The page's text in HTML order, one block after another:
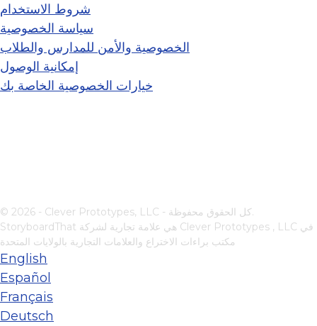
شروط الاستخدام
سياسة الخصوصية
الخصوصية والأمن للمدارس والطلاب
إمكانية الوصول
خيارات الخصوصية الخاصة بك
Clever Prototypes , LLC
مكتب براءات الاختراع والعلامات التجارية بالولايات المتحدة
English
Español
Français
Deutsch